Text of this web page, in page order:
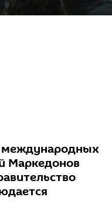
международных
Маркедонов